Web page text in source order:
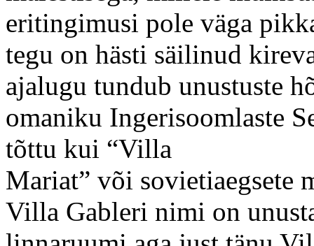
eritingimusi pole väga
tegu on hästi säilinud
ajalugu tundub unustuste
omaniku Ingerisoomlaste
tõttu kui “Villa
Mariat” või sovietiaegsete
Villa Gableri nimi on